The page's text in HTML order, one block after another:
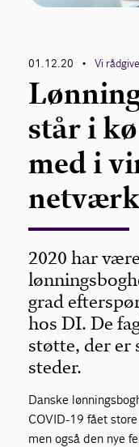
01.12.20 • Vi
står i
med i
2020 har
grad
hos DI. De
støtte, der er
steder.
Danske
COVID-19 fået
men også den nye